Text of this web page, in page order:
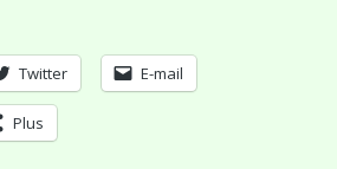
Twitter E-mail
Plus